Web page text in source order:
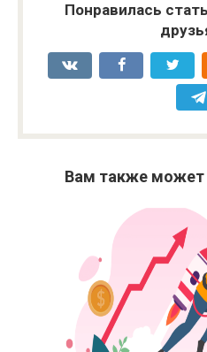
Понравилась
Вам также может